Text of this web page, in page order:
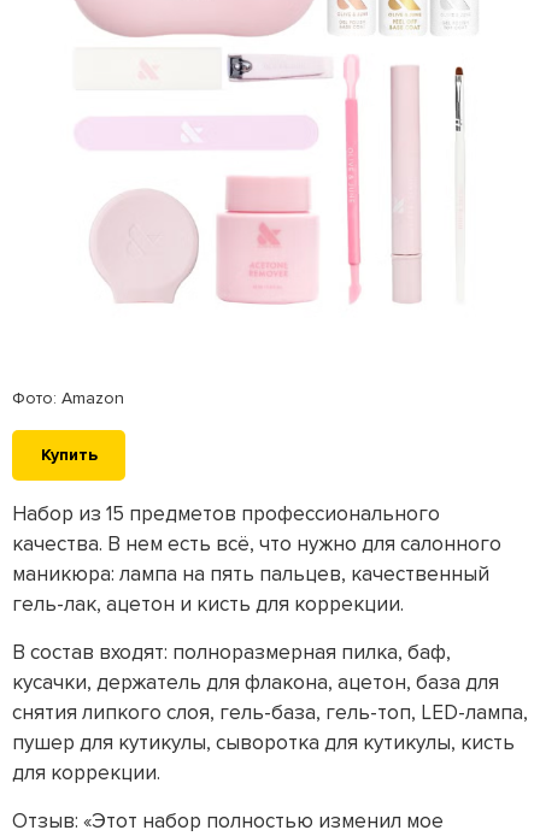
Фото: Amazon
Купить
Набор из 15 предметов профессионального
качества. В нем есть всё, что нужно для салонного
маникюра: лампа на пять пальцев, качественный
гель-лак, ацетон и кисть для коррекции.
В состав входят: полноразмерная пилка, баф,
кусачки, держатель для флакона, ацетон, база для
снятия липкого слоя, гель-база, гель-топ, LED-лампа,
пушер для кутикулы, сыворотка для кутикулы, кисть
для коррекции.
Отзыв: «Этот набор полностью изменил мое